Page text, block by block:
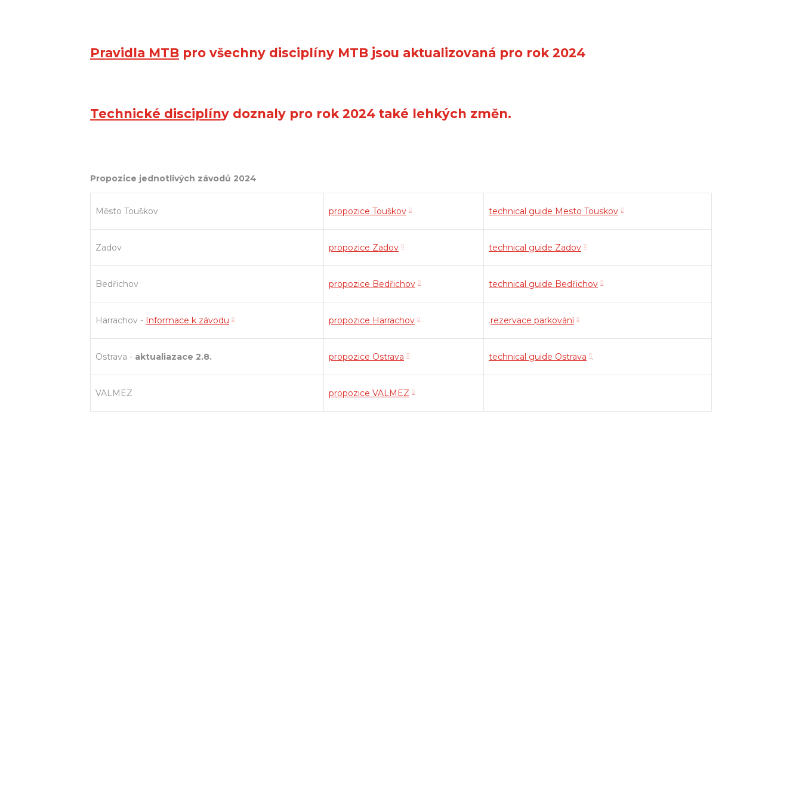
Pravidla MTB pro všechny disciplíny MTB jsou aktualizovaná pro rok 2024
Technické disciplíny doznaly pro rok 2024 také lehkých změn.
Propozice jednotlivých závodů 2024
Město Touškov propozice Touškov technical guide Mesto Touskov
Zadov propozice Zadov technical guide Zadov
Bedřichov propozice Bedřichov technical guide Bedřichov
Harrachov - Informace k závodu propozice Harrachov .rezervace parkování
Ostrava - aktualiazace 2.8. propozice Ostrava technical guide Ostrava .
VALMEZ propozice VALMEZ